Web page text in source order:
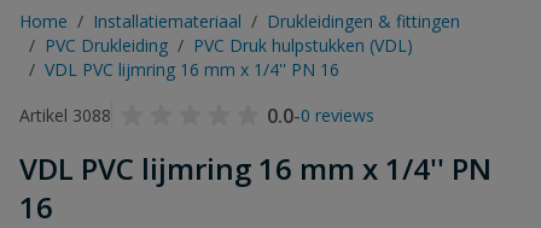
Home / Installatiemateriaal / Drukleidingen & fittingen
/ PVC Drukleiding / PVC Druk hulpstukken (VDL)
/ VDL PVC lijmring 16 mm x 1/4'' PN 16
Artikel 3088
0.0-0 reviews
VDL PVC lijmring 16 mm x 1/4'' PN
16